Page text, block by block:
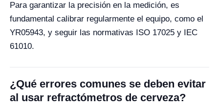
Para garantizar la precisión en la medición, es
fundamental calibrar regularmente el equipo, como el
YR05943, y seguir las normativas ISO 17025 y IEC
61010.
¿Qué errores comunes se deben evitar
al usar refractómetros de cerveza?